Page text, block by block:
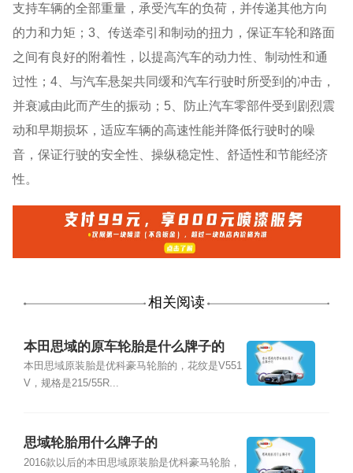
支持车辆的全部重量，承受汽车的负荷，并传递其他方向
的力和力矩；3、传送牵引和制动的扭力，保证车轮和路面
之间有良好的附着性，以提高汽车的动力性、制动性和通
过性；4、与汽车悬架共同缓和汽车行驶时所受到的冲击，
并衰减由此而产生的振动；5、防止汽车零部件受到剧烈震
动和早期损坏，适应车辆的高速性能并降低行驶时的噪
音，保证行驶的安全性、操纵稳定性、舒适性和节能经济
性。
相关阅读
本田思域的原车轮胎是什么牌子的
本田思域原装胎是优科豪马轮胎的，花纹是V551
V，规格是215/55R...
思域轮胎用什么牌子的
2016款以后的本田思域原装胎是优科豪马轮胎，